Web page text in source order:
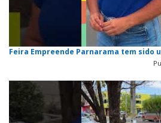
Feira Empreende Parnarama tem sido